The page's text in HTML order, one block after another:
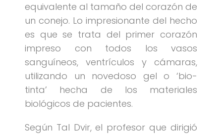
equivalente al tamaño del corazón de
un conejo. Lo impresionante del hecho
es que se trata del primer corazón
impreso con todos los vasos
sanguíneos, ventrículos y cámaras,
utilizando un novedoso gel o ‘bio-
tinta’ hecha de los materiales
biológicos de pacientes.
Según Tal Dvir, el profesor que dirigió